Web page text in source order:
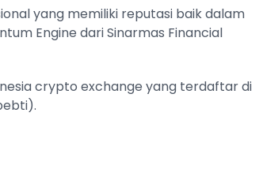
yang memiliki reputasi baik dalam
Engine dari Sinarmas Financial
crypto exchange yang terdaftar di